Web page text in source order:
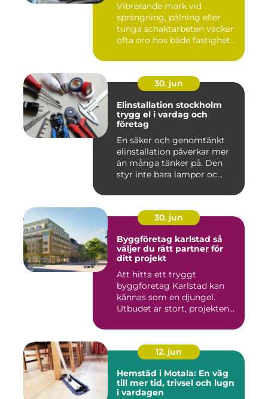
Vibrerande mark vid
sprängning, pålning eller
tunga schaktarbeten väcker
ofta oro hos både fastighet...
30. jun
Elinstallation stockholm
trygg el i vardag och
företag
En säker och genomtänkt
elinstallation påverkar mer
än många tänker på. Den
styr inte bara lampor oc...
30. jun
Byggföretag karlstad så
väljer du rätt partner för
ditt projekt
Att hitta ett tryggt
byggföretag Karlstad kan
kännas som en djungel.
Utbudet är stort, projekten
12. jun
Hemstäd i Motala: En väg
till mer tid, trivsel och lugn
i vardagen